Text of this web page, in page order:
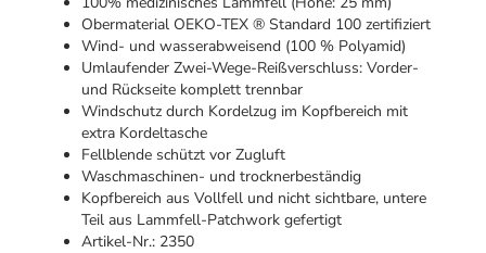
Obermaterial OEKO-TEX ® Standard 100 zertifiziert
Wind- und wasserabweisend (100 % Polyamid)
Umlaufender Zwei-Wege-Reißverschluss: Vorder-
und Rückseite komplett trennbar
Windschutz durch Kordelzug im Kopfbereich mit
extra Kordeltasche
Fellblende schützt vor Zugluft
Waschmaschinen- und trocknerbeständig
Kopfbereich aus Vollfell und nicht sichtbare, untere
Teil aus Lammfell-Patchwork gefertigt
Artikel-Nr.: 2350